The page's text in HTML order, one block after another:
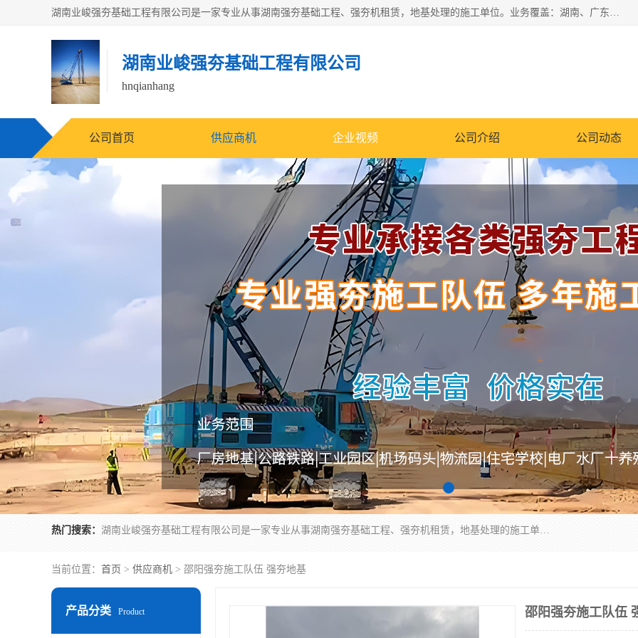
湖南业峻强夯基础工程有限公司是一家专业从事湖南强夯基础工程、强夯机租赁，地基处理的施工单位。业务覆盖：湖南、广东，江西等地。可承接1000KN.m-25000KN.m强夯（置换）工程。公司创始人是国内较早期从事强夯施工的建设者，经过多年的一步一个脚印的发展，在行业内具有较高的度和良好的口碑。
湖南业峻强夯基础工程有限公司
hnqianhang
公司首页 供应商机 企业视频 公司介绍 公司动态
热门搜索： 湖南业峻强夯基础工程有限公司是一家专业从事湖南强夯基础工程、强夯机租赁，地基处理的施工单位。业务覆盖：湖南、广东，江西等地。可承接1000KN.m-25000KN.m强夯（置换）工程。公司创始人是国内较早期从事强夯施工的建设者，经过多年的一步一个脚印的发展，在行业内具有较高的度和良好的口碑。
当前位置： 首页 > 供应商机 > 邵阳强夯施工队伍 强夯地基
产品分类 Product 邵阳强夯施工队伍